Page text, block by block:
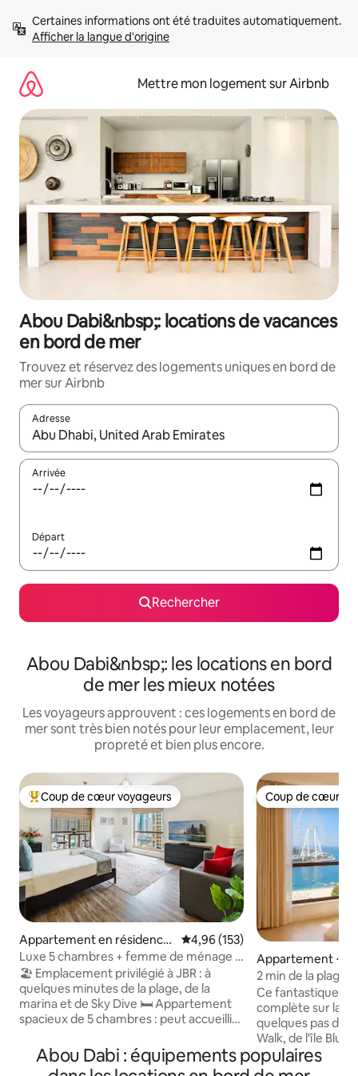
directement
Afficher la langue d'origine
Mettre mon logement sur Airbnb
Abou Dabi&nbsp;: locations de vacances
en bord de mer
Trouvez et réservez des logements uniques en bord de
mer sur Airbnb
Adresse
Lorsque les résultats s'affichent, utilisez les flèches vers le
Arrivée
Départ
Rechercher
Abou Dabi&nbsp;: les locations en bord
de mer les mieux notées
Les voyageurs approuvent : ces logements en bord de
mer sont très bien notés pour leur emplacement, leur
propreté et bien plus encore.
Coups de cœur voyageurs les plus appréciés
Coup de cœur voyageurs
Appartement en résidence
⋅ Dubaï
Évaluation moyenne sur la
4,96 (153)
Luxe 5 chambres + femme de ménage •
À quelques pas de la plage de JBR, de la
marina et du tramway
🏖️ Emplacement privilégié à JBR : à
quelques minutes de la plage, de la
marina et de Sky Dive 🛏️ Appartement
spacieux de 5 chambres : peut accueillir
luxe récemment rénové 🍳 Cuisine
entièrement équipée 🌃 Les meilleurs
Coup de cœur
Coup de cœur
Appartement ⋅
2 min de la plage,
sur la mer Fit4
Ce fantastique
complète sur la
quelques pas de
Walk, de l'île
grande grande
monde. Depuis
Abou Dabi : équipements populaires